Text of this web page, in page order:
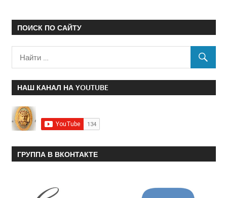
ПОИСК ПО САЙТУ
НАШ КАНАЛ НА YOUTUBE
ГРУППА В ВКОНТАКТЕ